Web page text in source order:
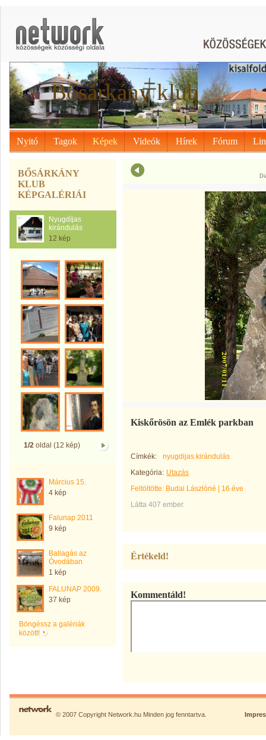
Bősárkány klub
Nyitó Tagok Képek Videók Hírek Fórum
BŐSÁRKÁNY
KLUB
KÉPGALÉRIÁI
Nyugdíjas
kirándulás
12 kép
1/2oldal (12 kép)
Március 15.
4 kép
Falunap 2011
9 kép
Ballagás az
Óvodában
1 kép
FALUNAP 2009.
37 kép
Böngéssz a galériák
között!
Kiskőrösön az Emlék parkban
Címkék:
nyugdijas kirándulás
Kategória: Utazás
Feltöltötte: Budai Lászlóné
16 éve
Látta 407 ember.
Értékeld!
Kommentáld!
© 2007 Copyright Network.hu Minden jog fenntartva.